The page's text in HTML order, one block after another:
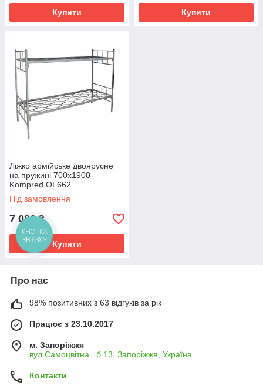
Купити Купити
Ліжко армійське двоярусне
на пружині 700х1900
Kompred OL662
Під замовлення
7 080₴
Купити
Про нас
98% позитивних з 63 відгуків за рік
Працює з 23.10.2017
м. Запоріжжя
вул.Самоцвітна , б.13, Запоріжжя, Україна
Контакти
КНОПКА
ЗВ'ЯЗКУ